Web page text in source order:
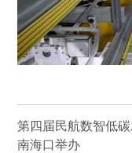
第四届民航数智低
南海口举办